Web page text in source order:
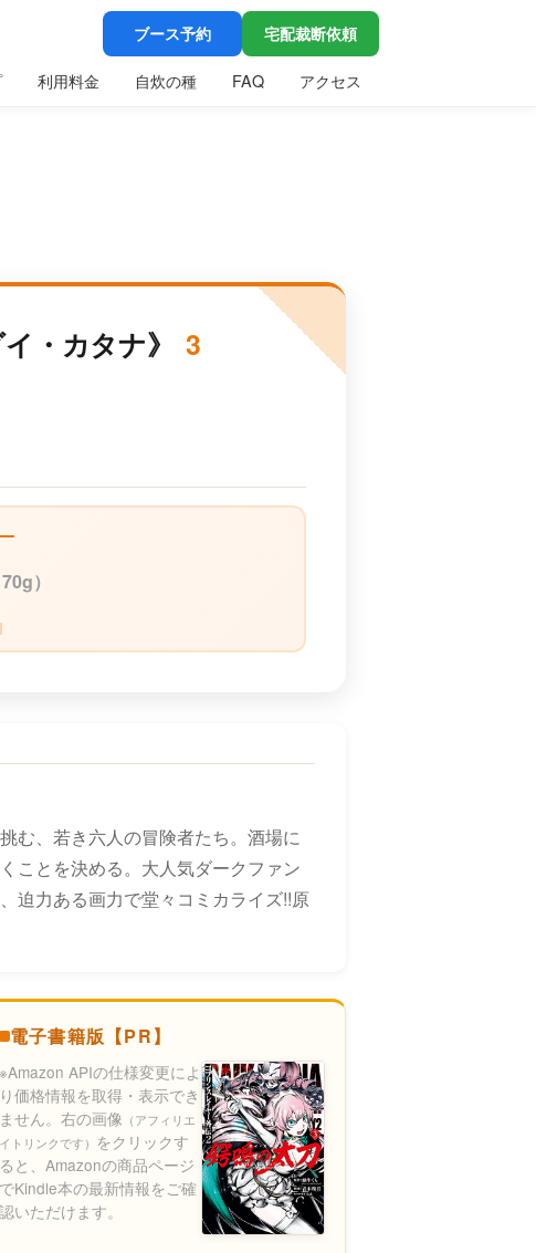
ブース予約 宅配裁断依頼
利用料金 自炊の種 FAQ アクセス
・カタナ》 3
）
む、若き六人の冒険者たち。酒場に
ことを決める。大人気ダークファン
迫力ある画力で堂々コミカライズ!!原
電子書籍版【PR】
※Amazon APIの仕様変更によ
り価格情報を取得・表示でき
ません。右の画像 （アフィリエ
イトリンクです） をクリックす
ると、Amazonの商品ページ
でKindle本の最新情報をご確
認いただけます。